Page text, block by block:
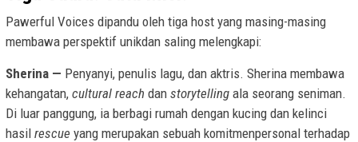
Pawerful Voices dipandu oleh tiga host yang masing-masing
membawa perspektif unikdan saling melengkapi:
Sherina — Penyanyi, penulis lagu, dan aktris. Sherina membawa
kehangatan, cultural reach dan storytelling ala seorang seniman.
Di luar panggung, ia berbagi rumah dengan kucing dan kelinci
hasil rescue yang merupakan sebuah komitmenpersonal terhadap